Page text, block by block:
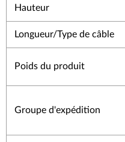
Hauteur
Longueur/Type de câble
Poids du produit
Groupe d'expédition